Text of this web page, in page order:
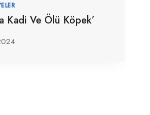
Kadi Ve Ölü Köpek’